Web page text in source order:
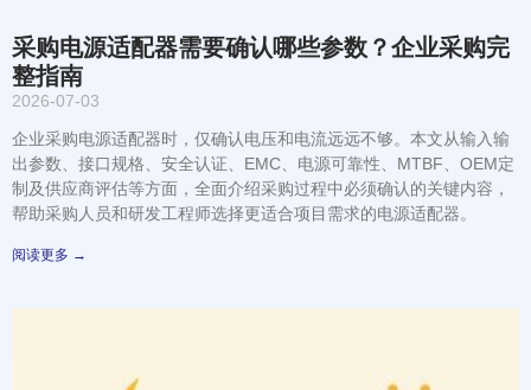
采购电源适配器需要确认哪些参数？企业采购完
整指南
2026-07-03
企业采购电源适配器时，仅确认电压和电流远远不够。本文从输入输
出参数、接口规格、安全认证、EMC、电源可靠性、MTBF、OEM定
制及供应商评估等方面，全面介绍采购过程中必须确认的关键内容，
帮助采购人员和研发工程师选择更适合项目需求的电源适配器。
阅读更多 →